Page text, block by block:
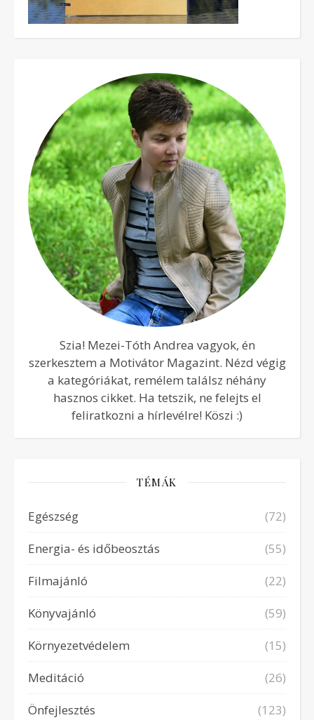
Szia! Mezei-Tóth Andrea vagyok, én
szerkesztem a Motivátor Magazint. Nézd végig
a kategóriákat, remélem találsz néhány
hasznos cikket. Ha tetszik, ne felejts el
feliratkozni a hírlevélre! Köszi :)
TÉMÁK
Egészség
(72)
Energia- és időbeosztás
(55)
Filmajánló
(22)
Könyvajánló
(59)
Környezetvédelem
(15)
Meditáció
(26)
Önfejlesztés
(123)